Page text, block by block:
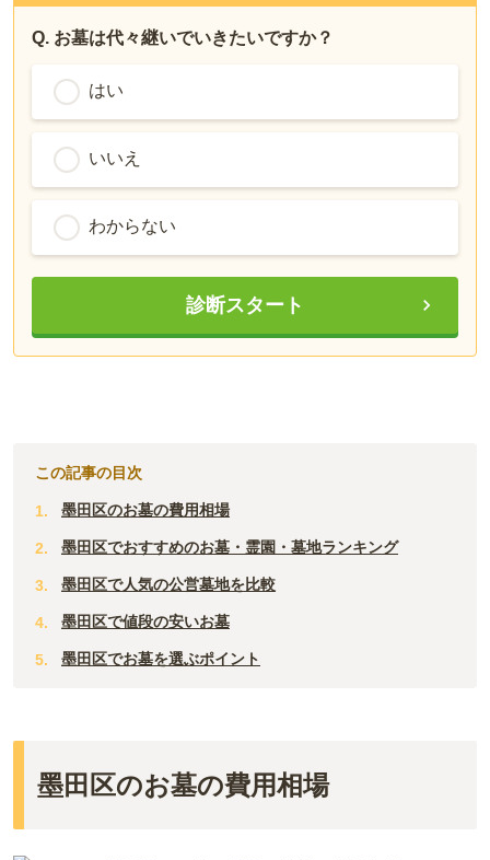
Q. お墓は代々継いでいきたいですか？
はい
いいえ
わからない
診断スタート
この記事の目次
墨田区のお墓の費用相場
墨田区でおすすめのお墓・霊園・墓地ランキング
墨田区で人気の公営墓地を比較
墨田区で値段の安いお墓
墨田区でお墓を選ぶポイント
墨田区のお墓の費用相場